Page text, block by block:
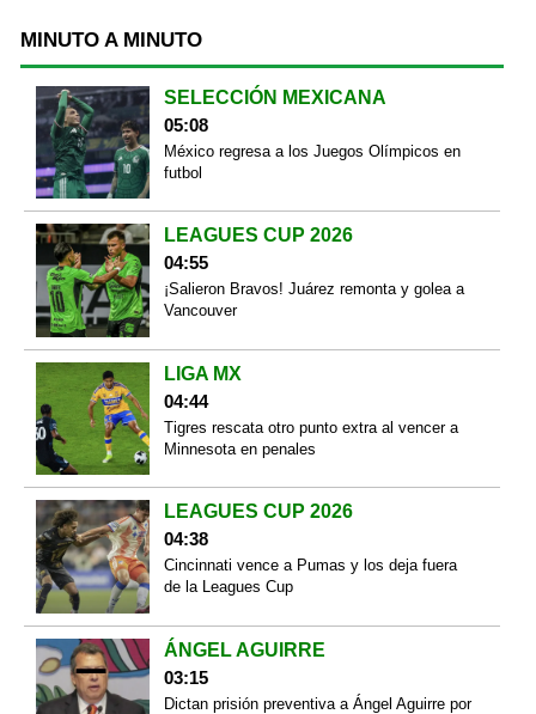
MINUTO A MINUTO
SELECCIÓN MEXICANA
05:08
México regresa a los Juegos Olímpicos en
futbol
LEAGUES CUP 2026
04:55
¡Salieron Bravos! Juárez remonta y golea a
Vancouver
LIGA MX
04:44
Tigres rescata otro punto extra al vencer a
Minnesota en penales
LEAGUES CUP 2026
04:38
Cincinnati vence a Pumas y los deja fuera
de la Leagues Cup
ÁNGEL AGUIRRE
03:15
Dictan prisión preventiva a Ángel Aguirre por